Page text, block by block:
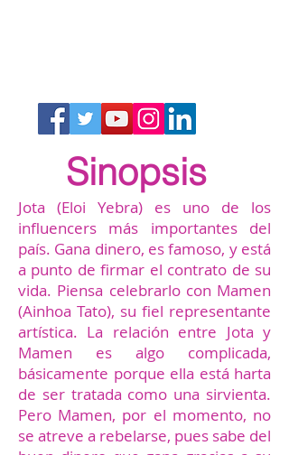
Sinopsis
Jota (Eloi Yebra) es uno de los
influencers más importantes del
país. Gana dinero, es famoso, y está
a punto de firmar el contrato de su
vida. Piensa celebrarlo con Mamen
(Ainhoa Tato), su fiel representante
artística. La relación entre Jota y
Mamen es algo complicada,
básicamente porque ella está harta
de ser tratada como una sirvienta.
Pero Mamen, por el momento, no
se atreve a rebelarse, pues sabe del